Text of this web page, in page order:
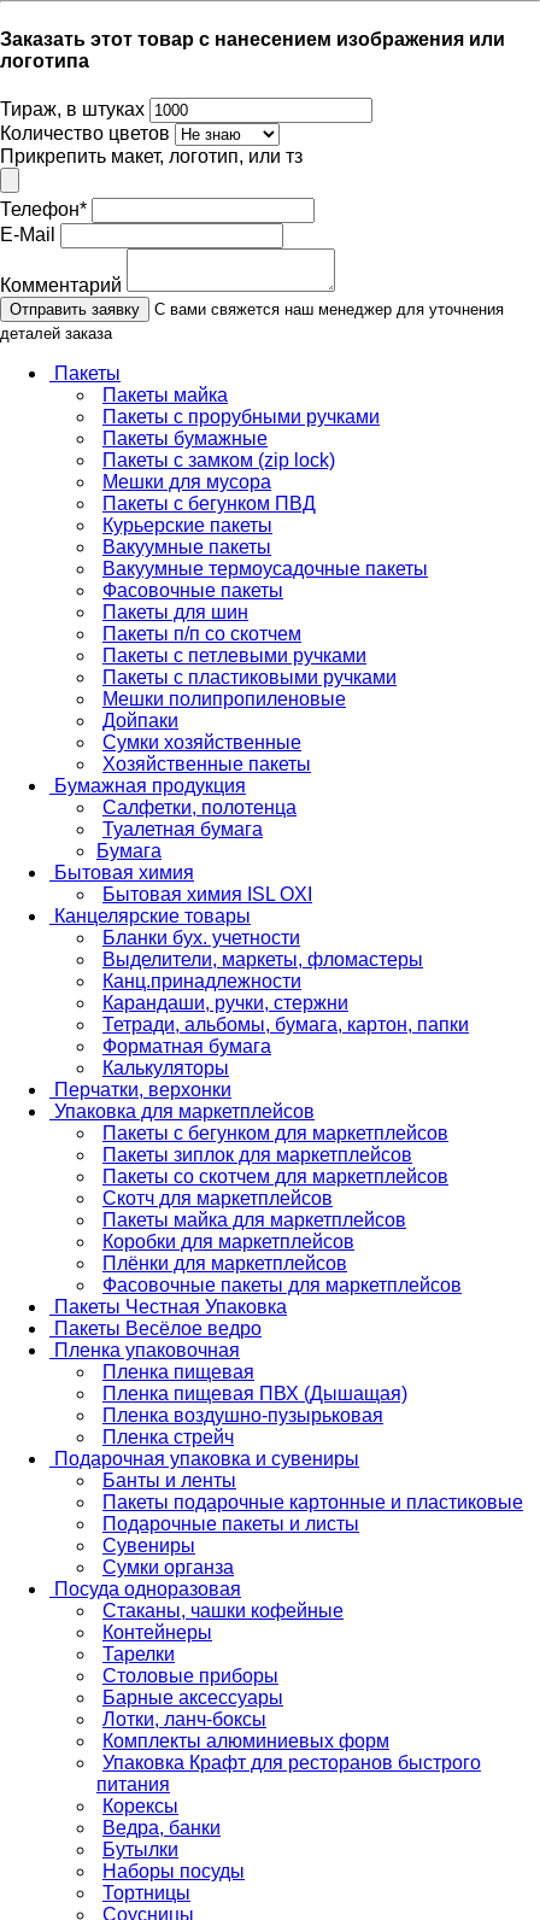
Заказать этот товар с нанесением изображения или
логотипа
Тираж, в штуках
Количество цветов
Прикрепить макет, логотип, или тз
Телефон*
E-Mail
Комментарий
Отправить заявку
С вами свяжется наш менеджер для уточнения
деталей заказа
Пакеты
Пакеты майка
Пакеты с прорубными ручками
Пакеты бумажные
Пакеты с замком (zip lock)
Мешки для мусора
Пакеты с бегунком ПВД
Курьерские пакеты
Вакуумные пакеты
Вакуумные термоусадочные пакеты
Фасовочные пакеты
Пакеты для шин
Пакеты п/п со скотчем
Пакеты с петлевыми ручками
Пакеты с пластиковыми ручками
Мешки полипропиленовые
Дойпаки
Сумки хозяйственные
Хозяйственные пакеты
Бумажная продукция
Салфетки, полотенца
Туалетная бумага
Бумага
Бытовая химия
Бытовая химия ISL OXI
Канцелярские товары
Бланки бух. учетности
Выделители, маркеты, фломастеры
Канц.принадлежности
Карандаши, ручки, стержни
Тетради, альбомы, бумага, картон, папки
Форматная бумага
Калькуляторы
Перчатки, верхонки
Упаковка для маркетплейсов
Пакеты с бегунком для маркетплейсов
Пакеты зиплок для маркетплейсов
Пакеты со скотчем для маркетплейсов
Скотч для маркетплейсов
Пакеты майка для маркетплейсов
Коробки для маркетплейсов
Плёнки для маркетплейсов
Фасовочные пакеты для маркетплейсов
Пакеты Честная Упаковка
Пакеты Весёлое ведро
Пленка упаковочная
Пленка пищевая
Пленка пищевая ПВХ (Дышащая)
Пленка воздушно-пузырьковая
Пленка стрейч
Подарочная упаковка и сувениры
Банты и ленты
Пакеты подарочные картонные и пластиковые
Подарочные пакеты и листы
Сувениры
Сумки органза
Посуда одноразовая
Стаканы, чашки кофейные
Контейнеры
Тарелки
Столовые приборы
Барные аксессуары
Лотки, ланч-боксы
Комплекты алюминиевых форм
Упаковка Крафт для ресторанов быстрого
питания
Корексы
Ведра, банки
Бутылки
Наборы посуды
Тортницы
Соусницы